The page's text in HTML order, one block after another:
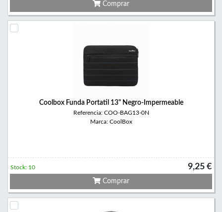
Comprar
Coolbox Funda Portatil 13" Negro-Impermeable
Referencia: COO-BAG13-0N
Marca: CoolBox
9,25 €
Stock: 10
Comprar